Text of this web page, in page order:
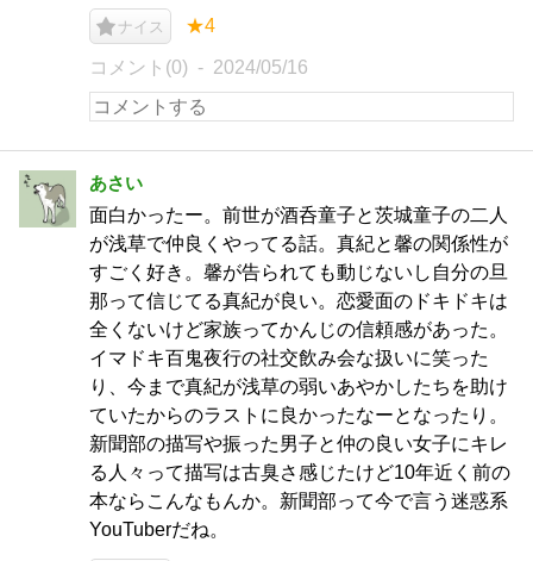
ナイス ★4
コメント(0) 2024/05/16
あさい
面白かったー。前世が酒呑童子と茨城童子の二人
が浅草で仲良くやってる話。真紀と馨の関係性が
すごく好き。馨が告られても動じないし自分の旦
那って信じてる真紀が良い。恋愛面のドキドキは
全くないけど家族ってかんじの信頼感があった。
イマドキ百鬼夜行の社交飲み会な扱いに笑った
り、今まで真紀が浅草の弱いあやかしたちを助け
ていたからのラストに良かったなーとなったり。
新聞部の描写や振った男子と仲の良い女子にキレ
る人々って描写は古臭さ感じたけど10年近く前の
本ならこんなもんか。新聞部って今で言う迷惑系
YouTuberだね。